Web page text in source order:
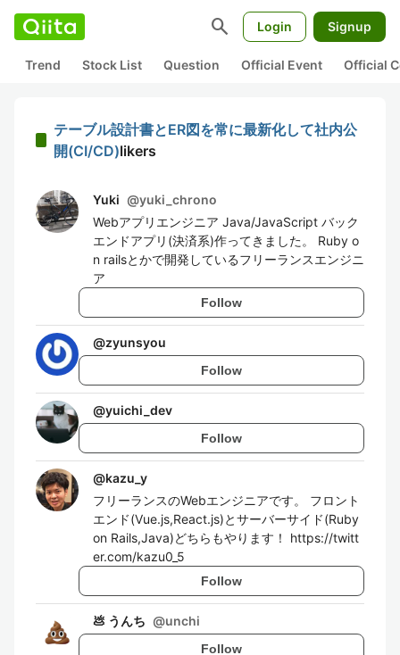
search Login Signup
Trend Stock List Question Official Event Official
テーブル設計書とER図を常に最新化して社内公
開(CI/CD)likers
Yuki @yuki_chrono
Webアプリエンジニア Java/JavaScript バック
エンドアプリ(決済系)作ってきました。 Ruby o
n railsとかで開発しているフリーランスエンジニ
ア
Follow
@zyunsyou
Follow
@yuichi_dev
Follow
@kazu_y
フリーランスのWebエンジニアです。 フロント
エンド(Vue.js,React.js)とサーバーサイド(Ruby
on Rails,Java)どちらもやります！ https://twitt
er.com/kazu0_5
Follow
💩 うんち @unchi
Follow